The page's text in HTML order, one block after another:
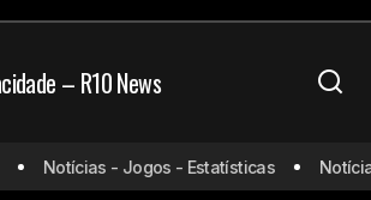
– R10 News
Notícias - Jogos - Estatísticas